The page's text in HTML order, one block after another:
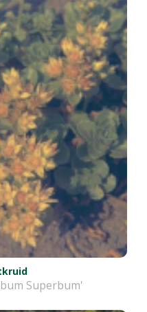
Superbum'